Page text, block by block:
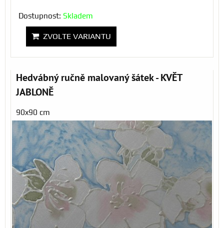
Dostupnost: Skladem
ZVOLTE VARIANTU
Hedvábný ručně malovaný šátek - KVĚT
JABLONĚ
90x90 cm